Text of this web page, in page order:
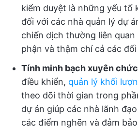
kiểm duyệt là những yếu tố
đối với các nhà quản lý dự
chiến dịch thường liên quan
phận và thậm chí cả các
Tính minh bạch xuyên
điều khiển, quản lý khối
theo dõi thời gian trong
dự án giúp các nhà lãnh
các điểm nghẽn và đảm